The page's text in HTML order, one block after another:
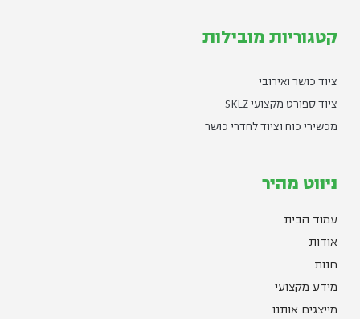
קטגוריות מובילות
ציוד כושר ואירובי
ציוד ספורט מקצועי SKLZ
מכשירי כוח וציוד לחדרי כושר
ניווט מהיר
עמוד הבית
אודות
חנות
מידע מקצועי
מייצגים אותנו